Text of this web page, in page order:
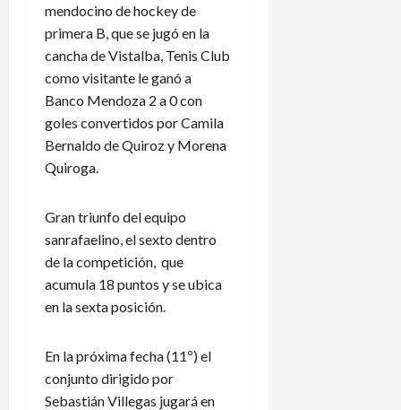
mendocino de hockey de
primera B, que se jugó en la
cancha de Vistalba, Tenis Club
como visitante le ganó a
Banco Mendoza 2 a 0 con
goles convertidos por Camila
Bernaldo de Quiroz y Morena
Quiroga.
Gran triunfo del equipo
sanrafaelino, el sexto dentro
de la competición, que
acumula 18 puntos y se ubica
en la sexta posición.
En la próxima fecha (11º) el
conjunto dirigido por
Sebastián Villegas jugará en